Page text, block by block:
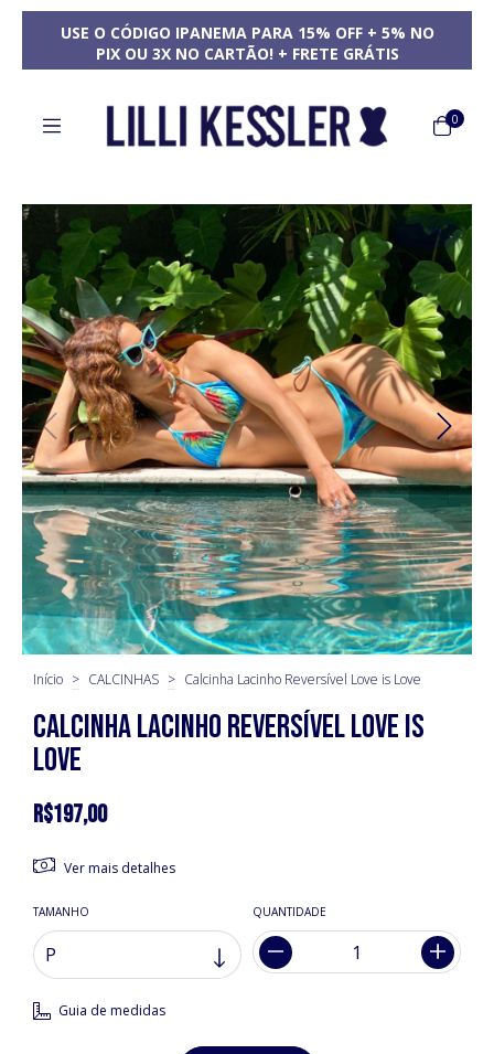
USE O CÓDIGO IPANEMA PARA 15% OFF + 5% NO
PIX OU 3X NO CARTÃO! + FRETE GRÁTIS
0
1/8
Início > CALCINHAS > Calcinha Lacinho Reversível Love is Love
Calcinha Lacinho Reversível Love is
Love
R$197,00
Ver mais detalhes
TAMANHO QUANTIDADE
Guia de medidas